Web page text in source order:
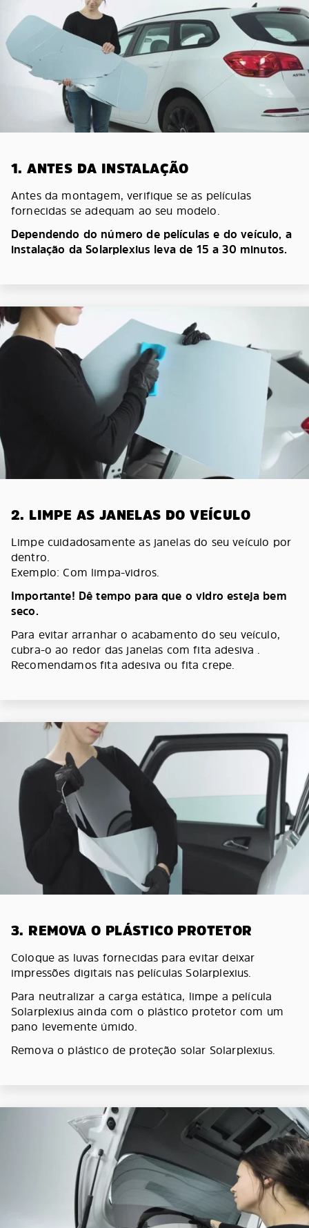
1. ANTES DA INSTALAÇÃO
Antes da montagem, verifique se as películas
fornecidas se adequam ao seu modelo.
Dependendo do número de películas e do veículo, a
instalação da Solarplexius leva de 15 a 30 minutos.
2. LIMPE AS JANELAS DO VEÍCULO
Limpe cuidadosamente as janelas do seu veículo por
dentro.
Exemplo: Com limpa-vidros.
Importante! Dê tempo para que o vidro esteja bem
seco.
Para evitar arranhar o acabamento do seu veículo,
cubra-o ao redor das janelas com fita adesiva .
Recomendamos fita adesiva ou fita crepe.
3. REMOVA O PLÁSTICO PROTETOR
Coloque as luvas fornecidas para evitar deixar
impressões digitais nas películas Solarplexius.
Para neutralizar a carga estática, limpe a película
Solarplexius ainda com o plástico protetor com um
pano levemente úmido.
Remova o plástico de proteção solar Solarplexius.